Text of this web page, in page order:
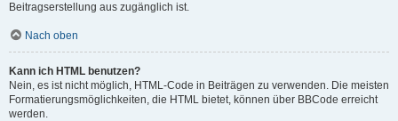
Beitragserstellung aus zugänglich ist.
Nach oben
Kann ich HTML benutzen?
Nein, es ist nicht möglich, HTML-Code in Beiträgen zu verwenden. Die meisten
Formatierungsmöglichkeiten, die HTML bietet, können über BBCode erreicht
werden.